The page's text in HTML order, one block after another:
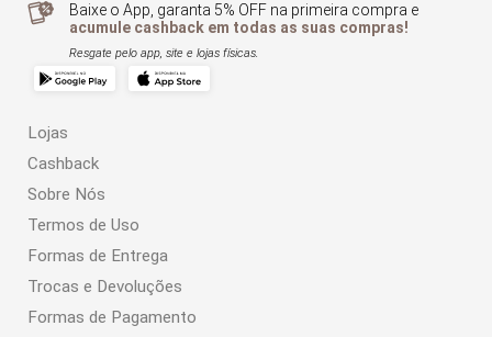
Baixe o App, garanta 5% OFF na primeira compra e
acumule cashback em todas as suas compras!
Resgate pelo app, site e lojas físicas.
Lojas
Cashback
Sobre Nós
Termos de Uso
Formas de Entrega
Trocas e Devoluções
Formas de Pagamento